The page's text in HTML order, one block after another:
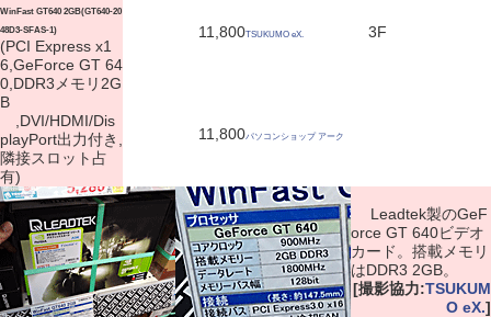
WinFast GT640 2GB(GT640-20
48D3-SFAS-1)
(PCI Express x1
6,GeForce GT 64
0,DDR3メモリ2G
B
,DVI/HDMI/Dis
playPort出力付き,
隣接スロット占
有)
11,800TSUKUMO eX. 3F
11,800パソコンショップ アーク
Leadtek製のGeF
orce GT 640ビデオ
カード。搭載メモリ
はDDR3 2GB。
[撮影協力:TSUKUM
O eX.]